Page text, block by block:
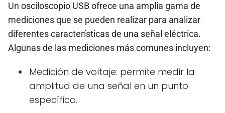
Un osciloscopio USB ofrece una amplia gama de
mediciones que se pueden realizar para analizar
diferentes características de una señal eléctrica.
Algunas de las mediciones más comunes incluyen:
Medición de voltaje: permite medir la
amplitud de una señal en un punto
específico.